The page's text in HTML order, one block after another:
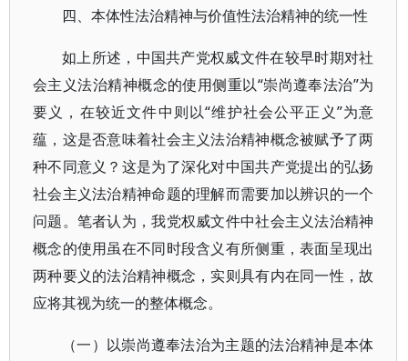
四、本体性法治精神与价值性法治精神的统一性
如上所述，中国共产党权威文件在较早时期对社
会主义法治精神概念的使用侧重以“崇尚遵奉法治”为
要义，在较近文件中则以“维护社会公平正义”为意
蕴，这是否意味着社会主义法治精神概念被赋予了两
种不同意义？这是为了深化对中国共产党提出的弘扬
社会主义法治精神命题的理解而需要加以辨识的一个
问题。笔者认为，我党权威文件中社会主义法治精神
概念的使用虽在不同时段含义有所侧重，表面呈现出
两种要义的法治精神概念，实则具有内在同一性，故
应将其视为统一的整体概念。
（一）以崇尚遵奉法治为主题的法治精神是本体